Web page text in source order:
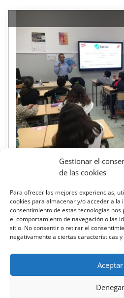
Gestionar el
de las cookies
Para ofrecer las mejores experiencias,
cookies para almacenar y/o acceder a la
consentimiento de estas tecnologías
el comportamiento de navegación o las
sitio. No consentir o retirar el
negativamente a ciertas características
Aceptar
Denegar
FORMACIÓN EN
RESPONSABLE
Euskadi-FACUA ha impartido en
y 3º ESO sesiones formativas
responsable. Ubicamos esta
acciones que realizamos para
de...
« ENTRADAS MÁS ANTIGUAS